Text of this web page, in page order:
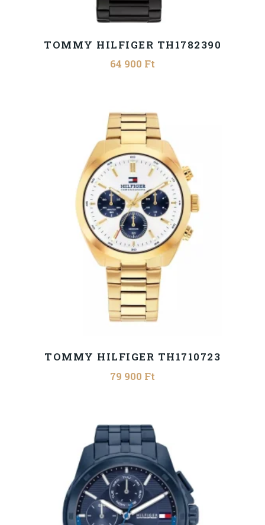
TOMMY HILFIGER TH1782390
64 900 Ft
TOMMY HILFIGER TH1710723
79 900 Ft